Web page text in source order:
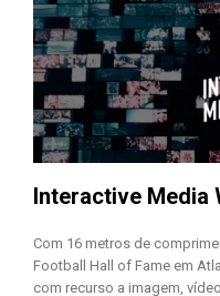
Interactive Media
Com 16 metros de
Football Hall of Fame em
com recurso a imagem,